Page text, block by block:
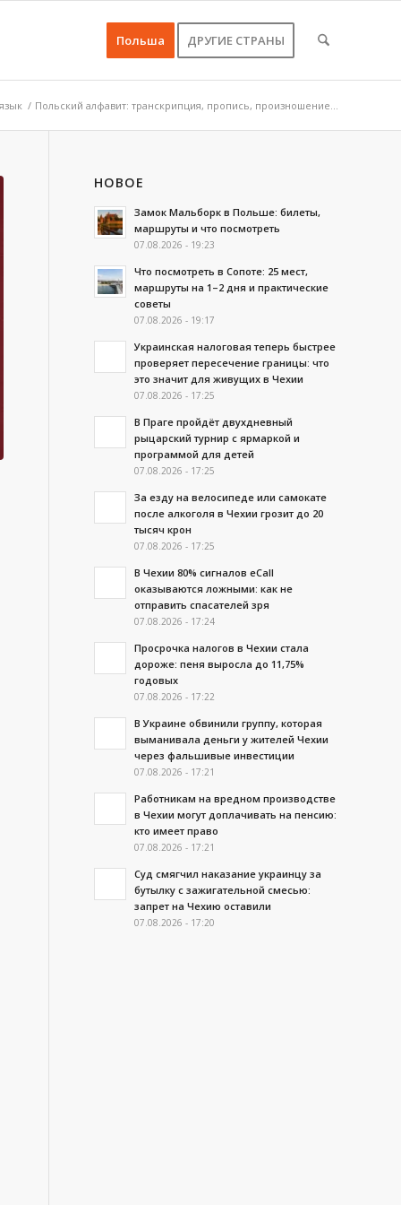
Польша ДРУГИЕ СТРАНЫ
/ Польский алфавит: транскрипция, пропись, произношение...
НОВОЕ
Замок Мальборк в Польше: билеты,
маршруты и что посмотреть
07.08.2026 - 19:23
Что посмотреть в Сопоте: 25 мест,
маршруты на 1–2 дня и практические
советы
07.08.2026 - 19:17
Украинская налоговая теперь быстрее
проверяет пересечение границы: что
это значит для живущих в Чехии
07.08.2026 - 17:25
В Праге пройдёт двухдневный
рыцарский турнир с ярмаркой и
программой для детей
07.08.2026 - 17:25
За езду на велосипеде или самокате
после алкоголя в Чехии грозит до 20
тысяч крон
07.08.2026 - 17:25
В Чехии 80% сигналов eCall
оказываются ложными: как не
отправить спасателей зря
07.08.2026 - 17:24
Просрочка налогов в Чехии стала
дороже: пеня выросла до 11,75%
годовых
07.08.2026 - 17:22
В Украине обвинили группу, которая
выманивала деньги у жителей Чехии
через фальшивые инвестиции
07.08.2026 - 17:21
Работникам на вредном производстве
в Чехии могут доплачивать на пенсию:
кто имеет право
07.08.2026 - 17:21
Суд смягчил наказание украинцу за
бутылку с зажигательной смесью:
запрет на Чехию оставили
07.08.2026 - 17:20